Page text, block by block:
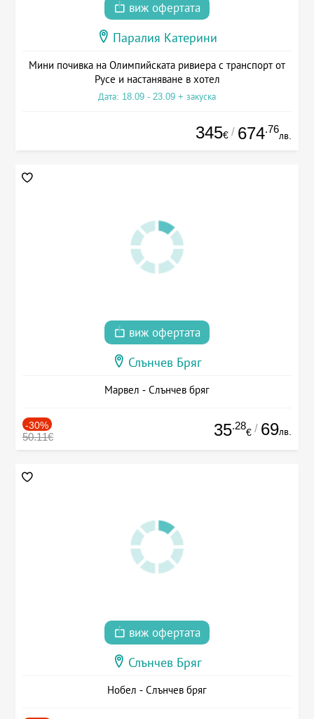
виж офертата
Паралия Катерини
Мини почивка на Олимпийската ривиера с транспорт от
Русе и настаняване в хотел
Дата: 18.09 - 23.09 + закуска
345€ / 674.76
лв.
виж офертата
Слънчев Бряг
Марвел - Слънчев бряг
-30%
50.11€ 35.28
€ / 69лв.
виж офертата
Слънчев Бряг
Нобел - Слънчев бряг